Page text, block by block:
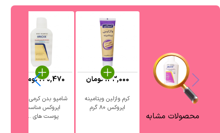
محصولات مشابه
کرم وازلین ویتامینه
ایروکس ۸۰ گرم
133,000تومان
شامپو بدن کرمی بچه
ایروکس مناسب
پوست های ...
260,470تومان